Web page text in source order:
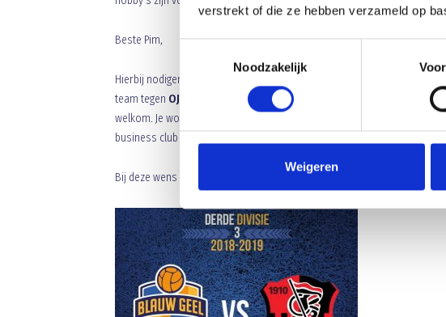
verstrekt of die ze hebben verzameld op
Noodzakelijk
Weigeren
Beste Pim,
Hierbij nodigen wij jou uit om a.s.
team tegen OJC Rosmalen
. Natuurlijk zijn ook broertjes en zusjes en
welkom. Je wordt om
business club waar je zult worden ontvangen door Mia van Breugel of
Bij deze wens ik jou een hele sportieve middag toe.